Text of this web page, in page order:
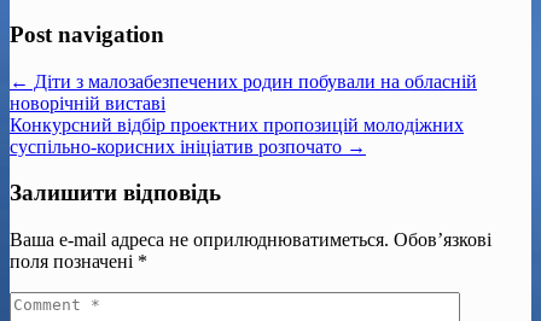
Post navigation
← Діти з малозабезпечених родин побували на обласній
новорічній виставі
Конкурсний відбір проектних пропозицій молодіжних
суспільно-корисних ініціатив розпочато →
Залишити відповідь
Ваша e-mail адреса не оприлюднюватиметься. Обов’язкові
поля позначені *